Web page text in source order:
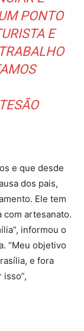
PONTO
E
e que desde
dos pais,
Ele tem
com artesanato.
informou o
“Meu objetivo
e fora